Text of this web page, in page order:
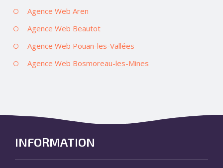
Agence Web Aren
Agence Web Beautot
Agence Web Pouan-les-Vallées
Agence Web Bosmoreau-les-Mines
INFORMATION